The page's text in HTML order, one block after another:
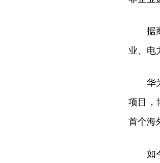
据
业、电
华
项目，
首个海
如